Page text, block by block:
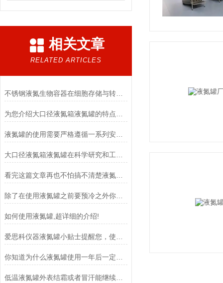
相关文章
RELATED ARTICLES
不锈钢液氮生物容器在细胞存储与转运中的作用
液氮罐的使用需要严格遵循一系列安全操作规程
看完这篇文章再也不怕搞不清楚液氮罐的常见类型了
除了在使用液氮罐之前要预冷之外你还要知道这些注意事项
如何使用液氮罐,超详细的介绍!
低温液氮罐外表结霜或者冒汗能继续存储生物样本吗？一看就懂！